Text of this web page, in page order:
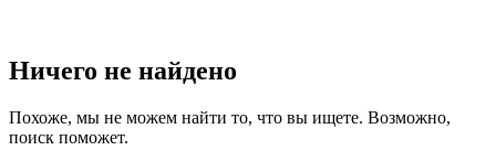
Ничего не найдено
Похоже, мы не можем найти то, что вы ищете. Возможно,
поиск поможет.